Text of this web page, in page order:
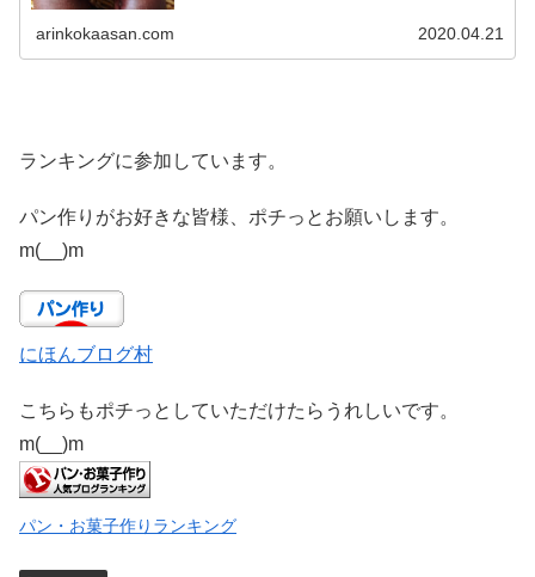
arinkokaasan.com 2020.04.21
ランキングに参加しています。
パン作りがお好きな皆様、ポチっとお願いします。
m(__)m
にほんブログ村
こちらもポチっとしていただけたらうれしいです。
m(__)m
パン・お菓子作りランキング